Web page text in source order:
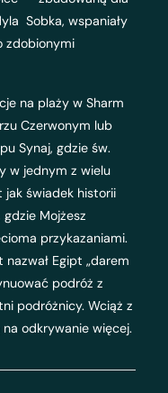
Sobka, wspaniały
zdobionymi
na plaży w Sharm
Czerwonym lub
Synaj, gdzie św.
w jednym z wielu
świadek historii
Mojżesz
przykazaniami.
Egipt „darem
podróż z
podróżnicy. Wciąż z
odkrywanie więcej.